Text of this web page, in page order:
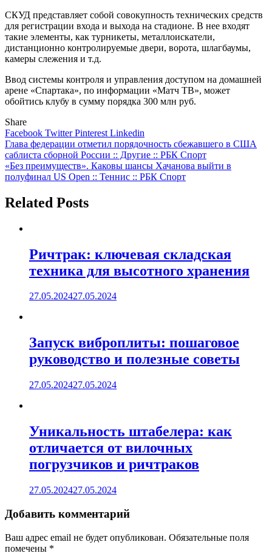
СКУД представляет собой совокупность технических средств
для регистрации входа и выхода на стадионе. В нее входят
такие элементы, как турникеты, металлоискатели,
дистанционно контролируемые двери, ворота, шлагбаумы,
камеры слежения и т.д.
Ввод системы контроля и управления доступом на домашней
арене «Спартака», по информации «Матч ТВ», может
обойтись клубу в сумму порядка 300 млн руб.
Share
Facebook TwitterPinterest Linkedin
Навигация
по
записям
Глава федерации отметил порядочность сбежавшего в США
саблиста сборной России :: Другие :: РБК Спорт
«Без преимуществ». Каковы шансы Хачанова выйти в
полуфинал US Open :: Теннис :: РБК Спорт
Related Posts
Ричтрак: ключевая складская
техника для высотного хранения
27.05.202427.05.2024
Запуск виброплиты: пошаговое
руководство и полезные советы
27.05.202427.05.2024
Уникальность штабелера: как
отличается от вилочных
погрузчиков и ричтраков
27.05.202427.05.2024
Добавить комментарий
Ваш адрес email не будет опубликован. Обязательные поля
помечены *